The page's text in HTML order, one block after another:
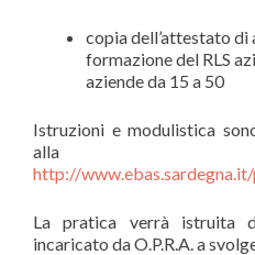
copia dell’attestato
formazione del RLS
aziende da 15 a 50
Istruzioni e modulistica
alla
http://
La pratica verrà istruita
incaricato da O.P.R.A. a